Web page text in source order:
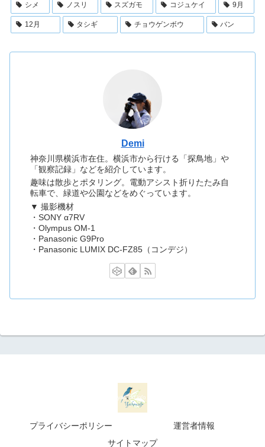
シメ ノスリ スズガモ コジュケイ 9月
12月 タシギ チョウゲンボウ バン
Demi
神奈川県横浜市在住。横浜市から行ける「探鳥地」や
「観察記録」などを紹介しています。
趣味は散歩とポタリング。電動アシスト折りたたみ自
転車で、緑道や公園などをめぐっています。
▼ 撮影機材
・SONY α7RV
・Olympus OM-1
・Panasonic G9Pro
・Panasonic LUMIX DC-FZ85（コンデジ）
プライバシーポリシー
運営者情報
サイトマップ